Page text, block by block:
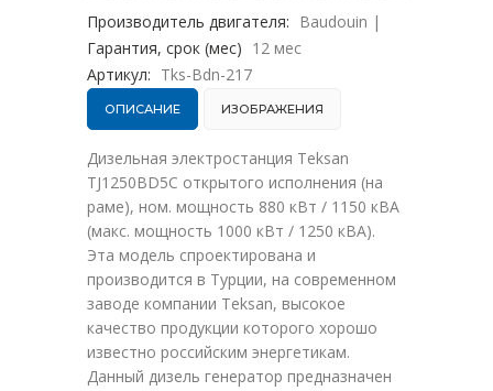
Производитель двигателя: Baudouin |
Гарантия, срок (мес) 12 мес
Артикул: Tks-Bdn-217
ОПИСАНИЕ ИЗОБРАЖЕНИЯ
Дизельная электростанция Teksan
TJ1250BD5C открытого исполнения (на
раме), ном. мощность 880 кВт / 1150 кВА
(макс. мощность 1000 кВт / 1250 кВА).
Эта модель спроектирована и
производится в Турции, на современном
заводе компании Teksan, высокое
качество продукции которого хорошо
известно российским энергетикам.
Данный дизель генератор предназначен